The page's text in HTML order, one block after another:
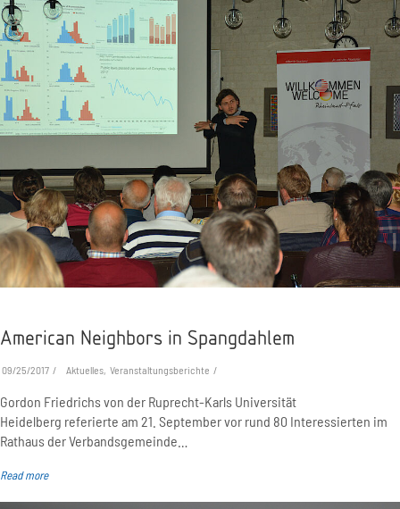
American Neighbors in Spangdahlem
09/25/2017 Aktuelles, Veranstaltungsberichte
Gordon Friedrichs von der Ruprecht-Karls Universität
Heidelberg referierte am 21. September vor rund 80 Interessierten im
Rathaus der Verbandsgemeinde…
Read more